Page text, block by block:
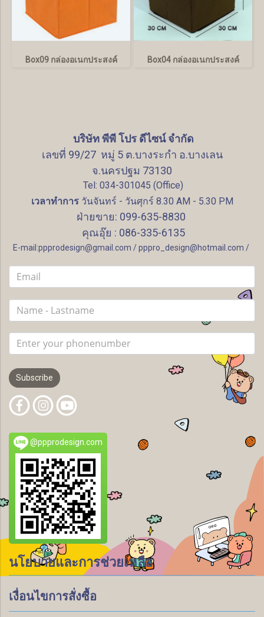
Box09 กล่องอเนกประสงค์ Box04 กล่องอเนกประสงค์
บริษัท พีพี โปร ดีไซน์ จำกัด
เลขที่ 99/27 หมู่ 5 ต.บางระกำ อ.บางเลน
จ.นครปฐม 73130
Tel: 034-301045 (Office)
เวลาทำการวันจันทร์ - วันศุกร์ 8.30 AM - 5.30 PM
ฝ่ายขาย: 099-635-8830
คุณอุ๊ย : 086-335-6135
E-mail:ppprodesign@gmail.com / pppro_design@hotmail.com /
Subscribe
@ppprodesign.com
นโยบายและการช่วยเหลือ
เงื่อนไขการสั่งซื้อ